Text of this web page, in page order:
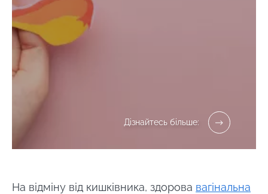
Дізнайтесь більше:
На відміну від кишківника, здорова вагінальна